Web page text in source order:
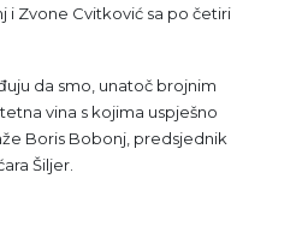
i Zvone Cvitković sa po četiri
da smo, unatoč brojnim
vina s kojima uspješno
Boris Bobonj, predsjednik
Šiljer.